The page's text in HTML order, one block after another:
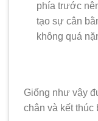
phía trước
tạo sự cân
không quá
Giống như vậy
chân và kết thúc